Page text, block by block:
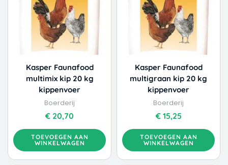
Kasper Faunafood
multimix kip 20 kg
kippenvoer
Boerderij
€ 20,70
TOEVOEGEN AAN
WINKELWAGEN
Kasper Faunafood
multigraan kip 20 kg
kippenvoer
Boerderij
€15,25
TOEVOEGEN AAN
WINKELWAGEN